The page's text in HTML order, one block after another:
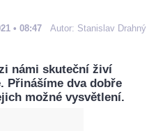
• 08:47 Autor: Stanislav Drahný
námi skuteční živí
Přinášíme dva dobře
možné vysvětlení.